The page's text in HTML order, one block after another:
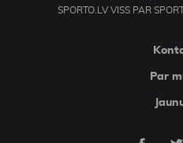
SPORTO.LV VISS PAR
Par